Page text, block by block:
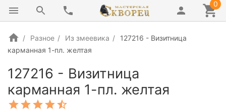
0
Разное Из змеевика
127216 - Визитница
карманная 1-пл. желтая
127216 - Визитница
карманная 1-пл. желтая